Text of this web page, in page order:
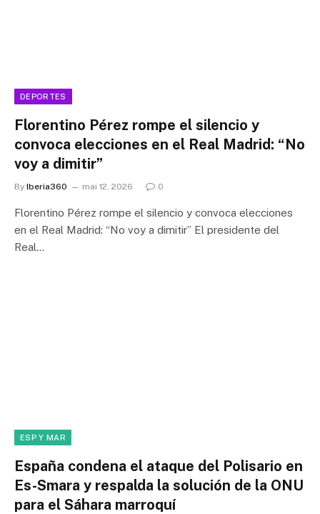
DEPORTES
Florentino Pérez rompe el silencio y
convoca elecciones en el Real Madrid: “No
voy a dimitir”
By Iberia360 mai 12, 2026 0
Florentino Pérez rompe el silencio y convoca elecciones
en el Real Madrid: “No voy a dimitir” El presidente del
Real…
ESP Y MAR
España condena el ataque del Polisario en
Es-Smara y respalda la solución de la ONU
para el Sáhara marroquí